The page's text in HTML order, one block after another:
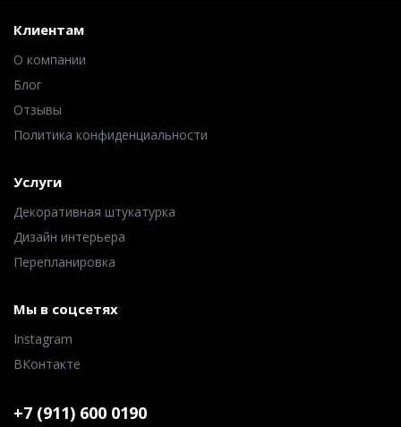
Клиентам
О компании
Блог
Отзывы
Политика конфиденциальности
Услуги
Декоративная штукатурка
Дизайн интерьера
Перепланировка
Мы в соцсетях
Instagram
ВКонтакте
+7 (911) 600 0190